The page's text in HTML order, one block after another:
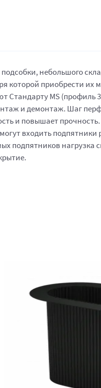
небольшого
которой приобрести
Стандарту MS (профиль
и демонтаж. Шаг
и повышает
входить подпятники
подпятников нагрузка